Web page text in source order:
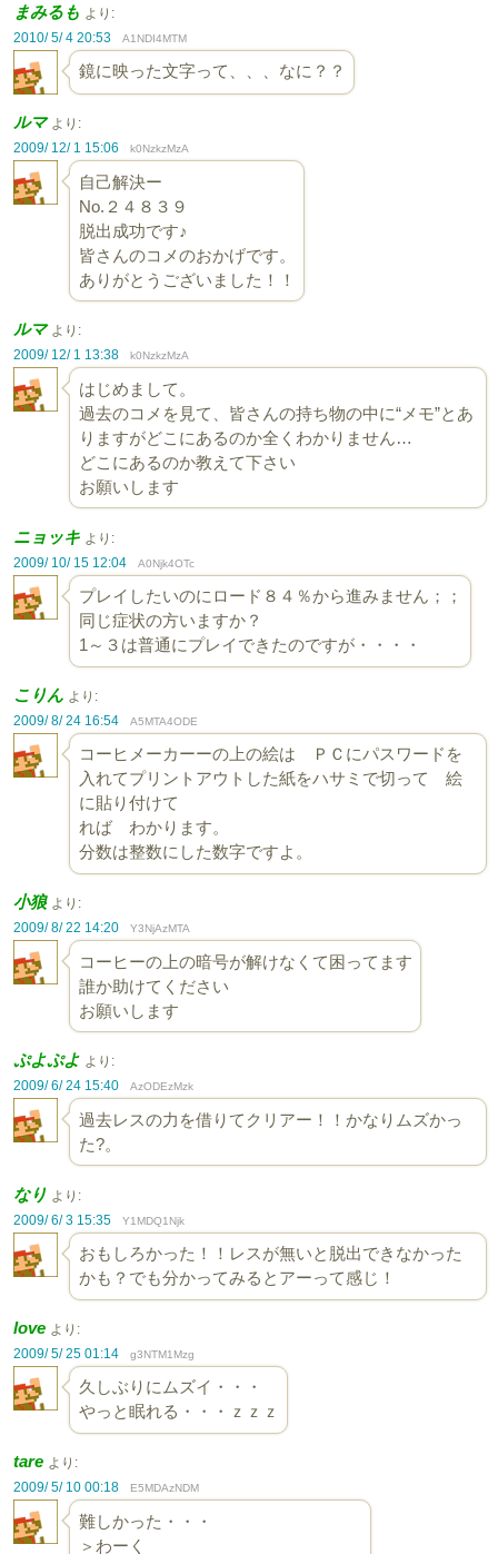
まみるも より:
2010/ 5/ 4 20:53
A1NDI4MTM
鏡に映った文字って、、、なに？？
ルマ より:
2009/ 12/ 1 15:06
k0NzkzMzA
自己解決ー
No.２４８３９
脱出成功です♪
皆さんのコメのおかげです。
ありがとうございました！！
ルマ より:
2009/ 12/ 1 13:38
k0NzkzMzA
はじめまして。
過去のコメを見て、皆さんの持ち物の中に“メモ”とあ
りますがどこにあるのか全くわかりません…
どこにあるのか教えて下さい
お願いします
ニョッキ より:
2009/ 10/ 15 12:04
A0Njk4OTc
プレイしたいのにロード８４％から進みません；；
同じ症状の方いますか？
1～３は普通にプレイできたのですが・・・・
こりん より:
2009/ 8/ 24 16:54
A5MTA4ODE
コーヒメーカーーの上の絵は ＰＣにパスワードを
入れてプリントアウトした紙をハサミで切って 絵
に貼り付けて
れば わかります。
分数は整数にした数字ですよ。
小狼 より:
2009/ 8/ 22 14:20
Y3NjAzMTA
コーヒーの上の暗号が解けなくて困ってます
誰か助けてください
お願いします
ぷよぷよ より:
2009/ 6/ 24 15:40
AzODEzMzk
過去レスの力を借りてクリアー！！かなりムズかっ
た?。
なり より:
2009/ 6/ 3 15:35
Y1MDQ1Njk
おもしろかった！！レスが無いと脱出できなかった
かも？でも分かってみるとアーって感じ！
love より:
2009/ 5/ 25 01:14
g3NTM1Mzg
久しぶりにムズイ・・・
やっと眠れる・・・ｚｚｚ
tare より:
2009/ 5/ 10 00:18
E5MDAzNDM
難しかった・・・
＞わーく